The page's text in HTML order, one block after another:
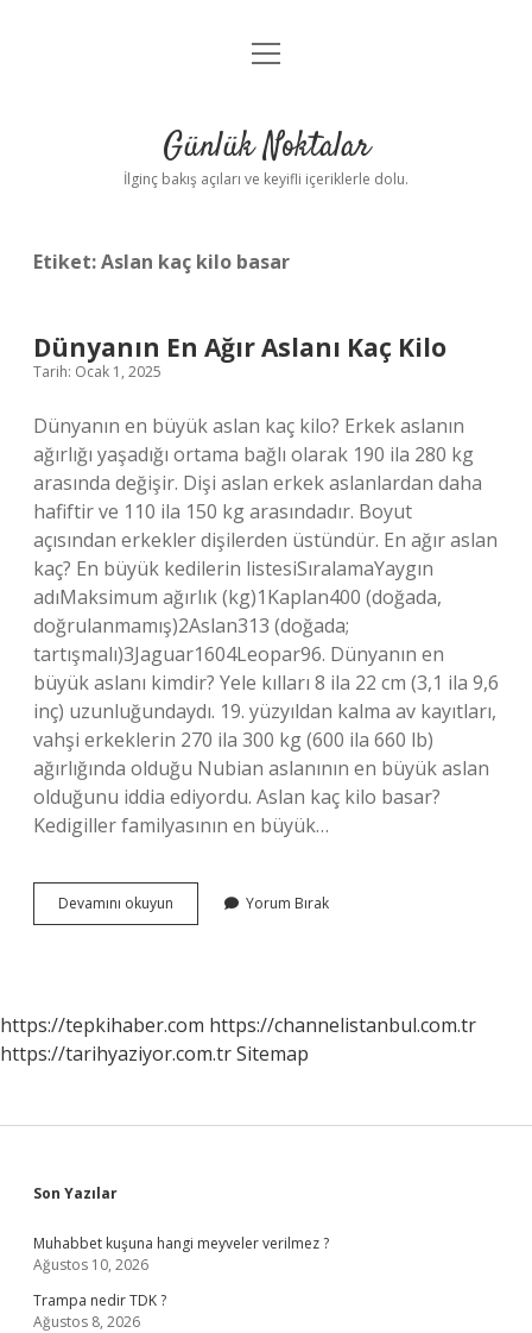
Anasayfa
Yasal Uyarı
menüyü
Günlük Noktalar
İlginç bakış açıları ve keyifli içeriklerle dolu.
Etiket:Aslan kaç kilo basar
Dünyanın En Ağır Aslanı Kaç Kilo
Tarih: Ocak 1, 2025
Dünyanın en büyük aslan kaç kilo? Erkek aslanın
ağırlığı yaşadığı ortama bağlı olarak 190 ila 280 kg
arasında değişir. Dişi aslan erkek aslanlardan daha
hafiftir ve 110 ila 150 kg arasındadır. Boyut
açısından erkekler dişilerden üstündür. En ağır aslan
kaç? En büyük kedilerin listesiSıralamaYaygın
adıMaksimum ağırlık (kg)1Kaplan400 (doğada,
doğrulanmamış)2Aslan313 (doğada;
tartışmalı)3Jaguar1604Leopar96. Dünyanın en
büyük aslanı kimdir? Yele kılları 8 ila 22 cm (3,1 ila 9,6
inç) uzunluğundaydı. 19. yüzyıldan kalma av kayıtları,
vahşi erkeklerin 270 ila 300 kg (600 ila 660 lb)
ağırlığında olduğu Nubian aslanının en büyük aslan
olduğunu iddia ediyordu. Aslan kaç kilo basar?
Kedigiller familyasının en büyük…
Devamını okuyun Dünyanın
En
Yorum Bırak
https://tepkihaber.com https://channelistanbul.com.tr
https://tarihyaziyor.com.trSitemap
Sidebar
Son Yazılar
Muhabbet kuşuna hangi meyveler verilmez ?
Ağustos 10, 2026
Trampa nedir TDK ?
Ağustos 8, 2026